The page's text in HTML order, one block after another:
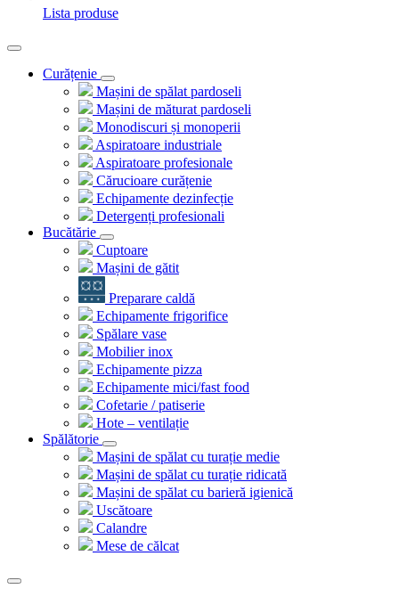
Lista produse
Curățenie
Mașini de spălat pardoseli
Mașini de măturat pardoseli
Monodiscuri și monoperii
Aspiratoare industriale
Aspiratoare profesionale
Cărucioare curățenie
Echipamente dezinfecție
Detergenți profesionali
Bucătărie
Cuptoare
Mașini de gătit
Preparare caldă
Echipamente frigorifice
Spălare vase
Mobilier inox
Echipamente pizza
Echipamente mici/fast food
Cofetarie / patiserie
Hote – ventilație
Spălătorie
Mașini de spălat cu turație medie
Mașini de spălat cu turație ridicată
Mașini de spălat cu barieră igienică
Uscătoare
Calandre
Mese de călcat